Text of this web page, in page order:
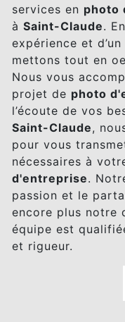
services en photo
à Saint-Claude.
expérience et
mettons tout en
Nous vous
projet de photo
l’écoute de vos
Saint-Claude,
pour vous
nécessaires à
d'entreprise.
passion et le
encore plus notre
équipe est
et rigueur.